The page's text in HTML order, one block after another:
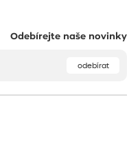
Odebírejte naše novinky
odebírat